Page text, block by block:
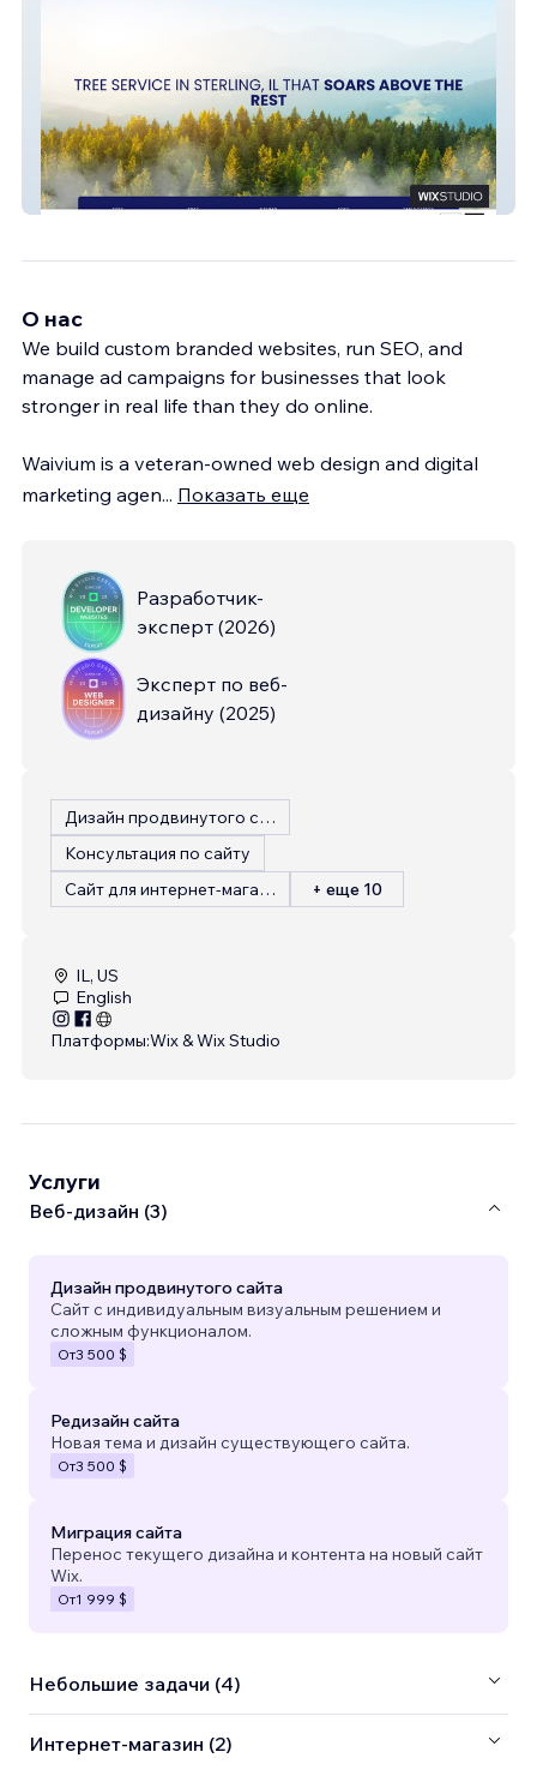
American Tree Serv
О нас
We build custom branded websites, run SEO, and
manage ad campaigns for businesses that look
stronger in real life than they do online.
Waivium is a veteran-owned web design and digital
marketing agen... Показать еще
Разработчик-
эксперт (2026)
Эксперт по веб-
дизайну (2025)
Дизайн продвинутого сайта
Консультация по сайту
Сайт для интернет-магазина
+ еще 10
IL, US
English
Платформы:Wix & Wix Studio
Услуги
Веб-дизайн (3)
Дизайн продвинутого сайта
Сайт с индивидуальным визуальным решением и
сложным функционалом.
От3 500 $
Редизайн сайта
Новая тема и дизайн существующего сайта.
От3 500 $
Миграция сайта
Перенос текущего дизайна и контента на новый сайт
Wix.
От1 999 $
Небольшие задачи (4)
Интернет-магазин (2)